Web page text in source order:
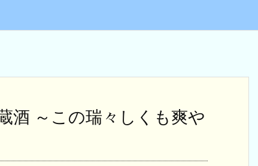
酒 ～この瑞々しくも爽や